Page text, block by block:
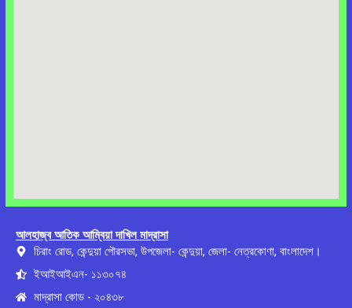
আলহাজ্ব আতিক আম্বিয়া দাখিল মাদ্রাসা
চিরাং রোড, কেন্দুয়া পৌরসভা, উপজেলা- কেন্দুয়া, জেলা- নেত্রকোণা, বাংলাদেশ।
ইআইআইএন- ১১৩০৭৪
মাদ্রাসা কোড - ২০৪৩৮